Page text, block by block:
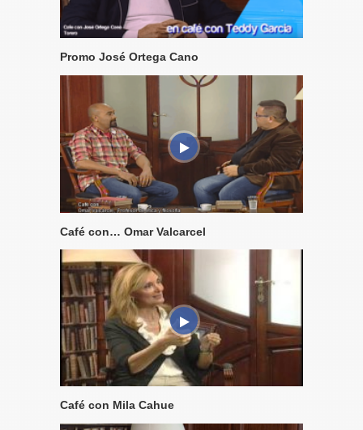
Promo José Ortega Cano
Café con… Omar Valcarcel
Café con Mila Cahue